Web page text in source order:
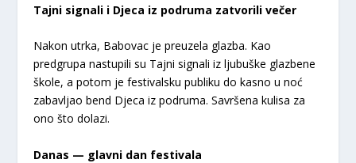
Tajni signali i Djeca iz podruma zatvorili večer
Nakon utrka, Babovac je preuzela glazba. Kao
predgrupa nastupili su Tajni signali iz ljubuške glazbene
škole, a potom je festivalsku publiku do kasno u noć
zabavljao bend Djeca iz podruma. Savršena kulisa za
ono što dolazi.
Danas — glavni dan festivala